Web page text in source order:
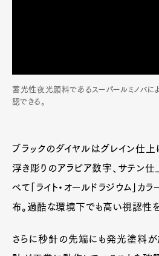
蓄光性夜光顔料であるスーパールミノバに
認できる。
ブラックのダイヤルはグレイン仕上
浮き彫りのアラビア数字、サテン
べて「ライト・オールドラジウム」カ
布。過酷な環境下でも高い視認性を
さらに秒針の先端にも発光塗料が